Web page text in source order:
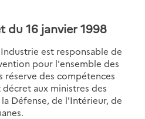
du 16 janvier 1998
est responsable de
pour l'ensemble des
réserve des compétences
aux ministres des
Défense, de l'Intérieur, de